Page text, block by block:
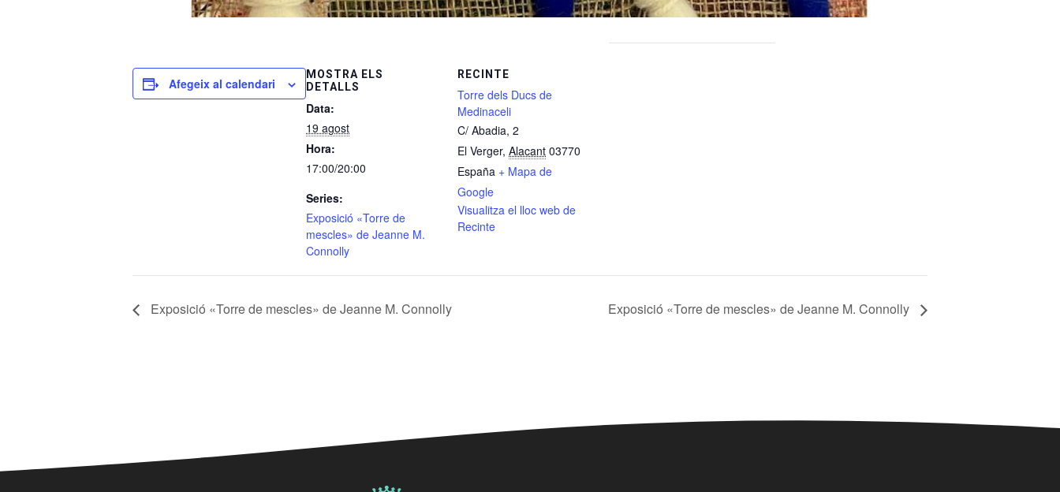
Afegeix al calendari
MOSTRA ELS
DETALLS
Data:
19 agost
Hora:
17:00/20:00
Series:
Exposició «Torre de
mescles» de Jeanne M.
Connolly
RECINTE
Torre dels Ducs de
Medinaceli
C/ Abadia, 2
El Verger, Alacant 03770
España + Mapa de
Google
Visualitza el lloc web de
Recinte
Exposició «Torre de mescles» de Jeanne M. Connolly Exposició «Torre de mescles» de Jeanne M. Connolly